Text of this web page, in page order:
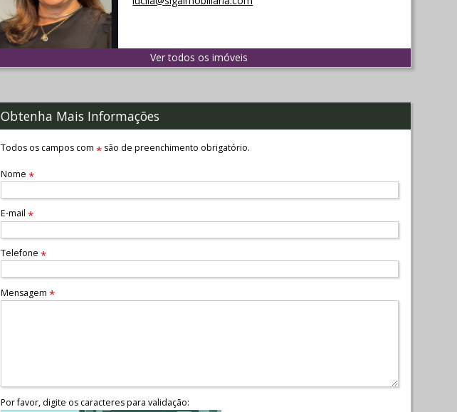
Ver todos os imóveis
Obtenha Mais Informações
Todos os campos com *são de preenchimento obrigatório.
Nome *
E-mail *
Telefone *
Mensagem *
Por favor, digite os caracteres para validação: